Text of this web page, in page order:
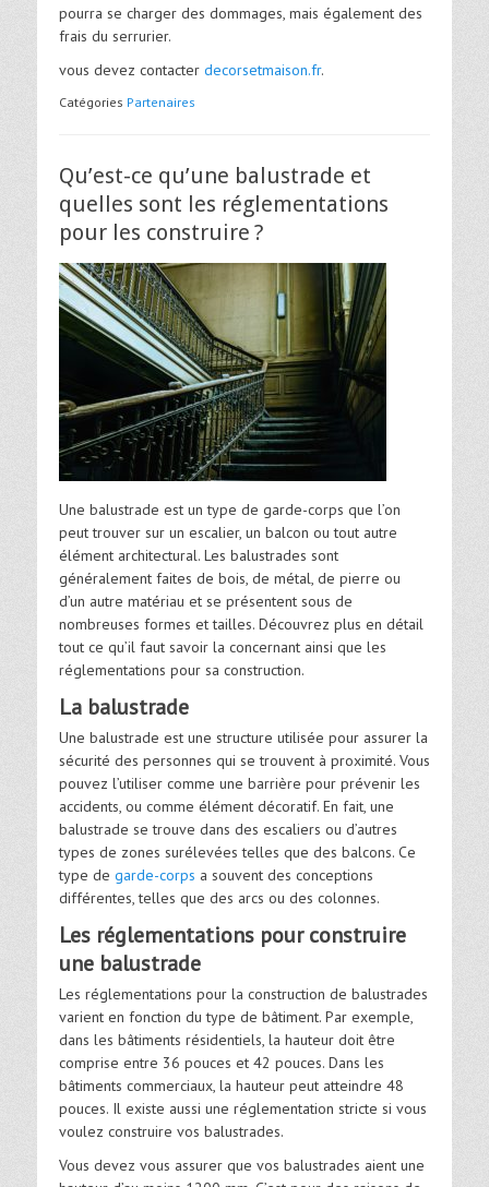
pourra se charger des dommages, mais également des
frais du serrurier.
vous devez contacter decorsetmaison.fr.
Catégories Partenaires
Qu’est-ce qu’une balustrade et
quelles sont les réglementations
pour les construire ?
Une balustrade est un type de garde-corps que l’on
peut trouver sur un escalier, un balcon ou tout autre
élément architectural. Les balustrades sont
généralement faites de bois, de métal, de pierre ou
d’un autre matériau et se présentent sous de
nombreuses formes et tailles. Découvrez plus en détail
tout ce qu’il faut savoir la concernant ainsi que les
réglementations pour sa construction.
La balustrade
Une balustrade est une structure utilisée pour assurer la
sécurité des personnes qui se trouvent à proximité. Vous
pouvez l’utiliser comme une barrière pour prévenir les
accidents, ou comme élément décoratif. En fait, une
balustrade se trouve dans des escaliers ou d’autres
types de zones surélevées telles que des balcons. Ce
type de garde-corps a souvent des conceptions
différentes, telles que des arcs ou des colonnes.
Les réglementations pour construire
une balustrade
Les réglementations pour la construction de balustrades
varient en fonction du type de bâtiment. Par exemple,
dans les bâtiments résidentiels, la hauteur doit être
comprise entre 36 pouces et 42 pouces. Dans les
bâtiments commerciaux, la hauteur peut atteindre 48
pouces. Il existe aussi une réglementation stricte si vous
voulez construire vos balustrades.
Vous devez vous assurer que vos balustrades aient une